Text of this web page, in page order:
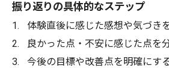
振り返りの具体的なステップ
体験直後に感じた感想や気づき
良かった点・不安に感じた点を
今後の目標や改善点を明確にす